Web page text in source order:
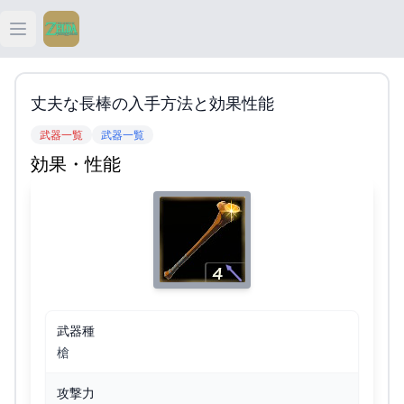
Open main menu
ティアキン
ティアキン 攻略
丈夫な長棒の入手方法と効果性能
武器一覧 武器一覧
効果・性能
武器種
槍
攻撃力